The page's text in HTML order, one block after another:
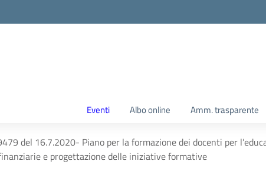
Eventi Albo online Amm. trasparente
del 16.7.2020- Piano per la formazione dei docenti per
e progettazione delle iniziative formative